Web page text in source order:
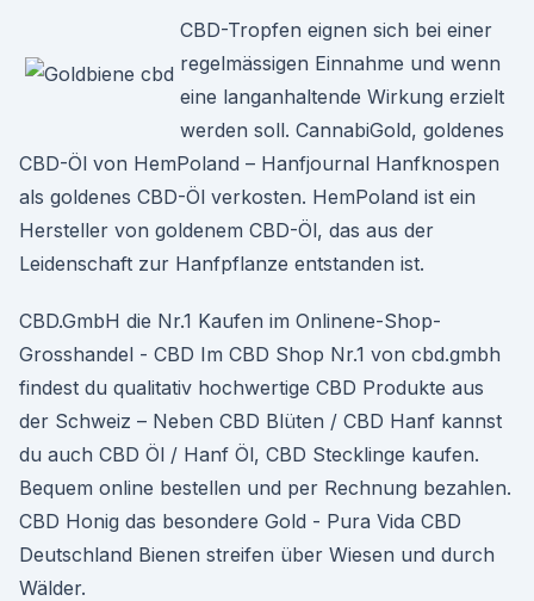
CBD-Tropfen eignen sich bei einer
regelmässigen Einnahme und wenn
eine langanhaltende Wirkung erzielt
werden soll. CannabiGold, goldenes
CBD-Öl von HemPoland – Hanfjournal Hanfknospen
als goldenes CBD-Öl verkosten. HemPoland ist ein
Hersteller von goldenem CBD-Öl, das aus der
Leidenschaft zur Hanfpflanze entstanden ist.
CBD.GmbH die Nr.1 Kaufen im Onlinene-Shop-
Grosshandel - CBD Im CBD Shop Nr.1 von cbd.gmbh
findest du qualitativ hochwertige CBD Produkte aus
der Schweiz – Neben CBD Blüten / CBD Hanf kannst
du auch CBD Öl / Hanf Öl, CBD Stecklinge kaufen.
Bequem online bestellen und per Rechnung bezahlen.
CBD Honig das besondere Gold - Pura Vida CBD
Deutschland Bienen streifen über Wiesen und durch
Wälder.